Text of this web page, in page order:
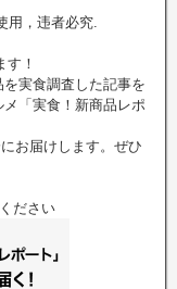
用，违者必究.
！
実食調査した記事を
「実食！新商品レポ
お届けします。ぜひ
ださい